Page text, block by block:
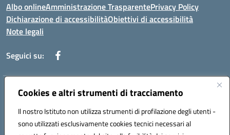
Cookies e altri strumenti di tracciamento
Il nostro Istituto non utilizza strumenti di profilazione degli utenti -
sono utilizzati esclusivamente cookies tecnici necessari al
Albo onlineAmministrazione TrasparentePrivacy Policy
Dichiarazione di accessibilitàObiettivi di accessibilità
Note legali
Seguici su:
Indirizzo:Via Rimembranza,33 – 81020 Casapulla (CE)
Posta elettronica certificata (PEC):ceic82800v@pec.istruzione.it
Codice fiscale: 94007130613